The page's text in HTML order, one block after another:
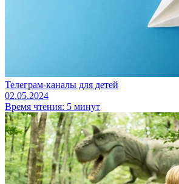
Телеграм-каналы для детей
02.05.2024
Время чтения: 5 минут